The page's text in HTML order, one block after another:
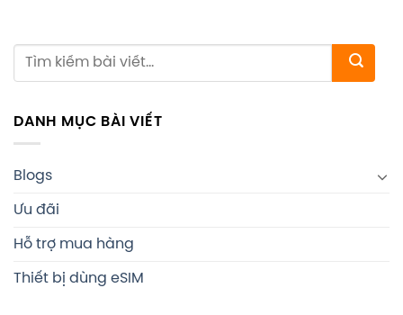
DANH MỤC BÀI VIẾT
Blogs
Ưu đãi
Hỗ trợ mua hàng
Thiết bị dùng eSIM